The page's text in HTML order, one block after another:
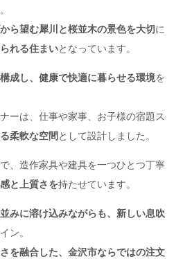
ら望む犀川と桜並木の景色を大切に
れる住まいとなっています。
成し、健康で快適に暮らせる環境を
ーは、仕事や家事、お子様の宿題ス
柔軟な空間 として設計しました。
、造作家具や建具を一つひとつ丁寧
と上質さを持たせています。
みに溶け込みながらも、新しい息吹
ン。
を融合した、金沢市ならではの注文